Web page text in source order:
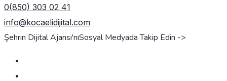
0(850) 303 02 41
info@kocaelidijital.com
Şehrin Dijital Ajansı'nıSosyal Medyada Takip Edin ->